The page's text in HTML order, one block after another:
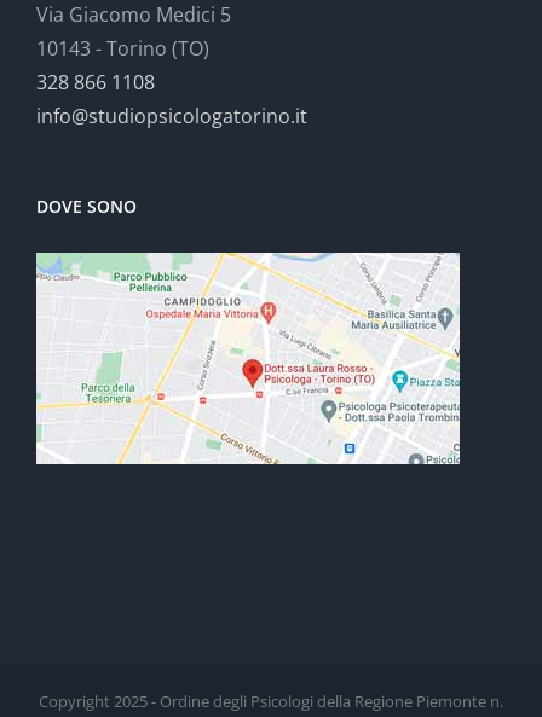
Via Giacomo Medici 5
10143 - Torino (TO)
328 866 1108
info@studiopsicologatorino.it
DOVE SONO
Copyright 2025 - Ordine degli Psicologi della Regione Piemonte n.